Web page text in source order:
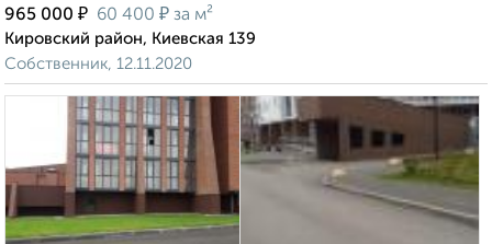
965 000 ₽ 60 400 ₽ за м²
Кировский район, Киевская 139
Собственник, 12.11.2020